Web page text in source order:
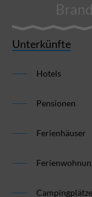
Unterkünfte
Hotels
Pensionen
Ferienhäuser
Campingplätze